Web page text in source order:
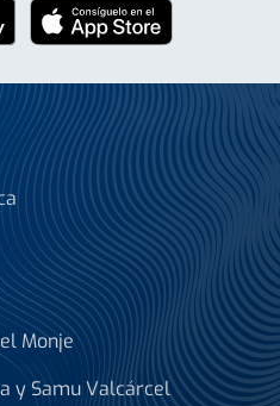
Monje
y Samu Valcárcel